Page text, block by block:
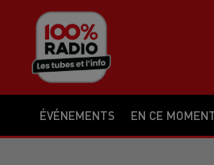
ÉVÉNEMENTS EN CE